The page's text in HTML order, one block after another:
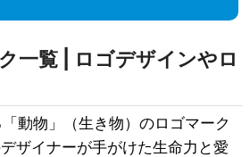
一覧 | ロゴデザインやロ
動物」（生き物）のロゴマーク
ザイナーが手がけた生命力と愛